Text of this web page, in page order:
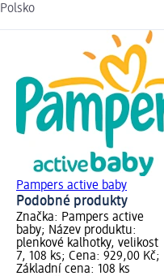
Polsko
Pampers active baby
Podobné produkty
Značka: Pampers active
baby; Název produktu:
plenkové kalhotky, velikost
7, 108 ks; Cena: 929,00 Kč;
Základní cena: 108 ks